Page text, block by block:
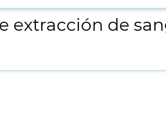
extracción de